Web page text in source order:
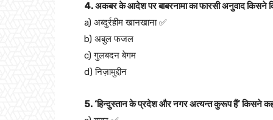
4. अकबर के आदेश पर बाबरनामा का फारसी अनुवाद किसने
a) अब्दुर्रहीम खानखाना ✅
b) अबुल फजल
c) गुलबदन बेगम
d) निज़ामुद्दीन
5. ‘हिन्दुस्तान के प्रदेश और नगर अत्यन्त कुरूप हैं’ किसने